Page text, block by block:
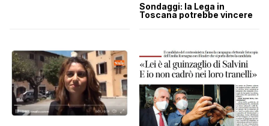
Sondaggi: la Lega in
Toscana potrebbe vincere